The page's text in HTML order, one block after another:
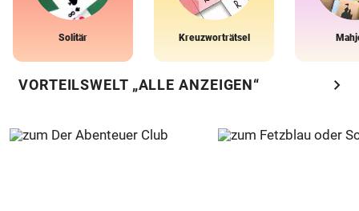
Solitär Kreuzworträtsel
VORTEILSWELT „ALLE ANZEIGEN“ chevron_right